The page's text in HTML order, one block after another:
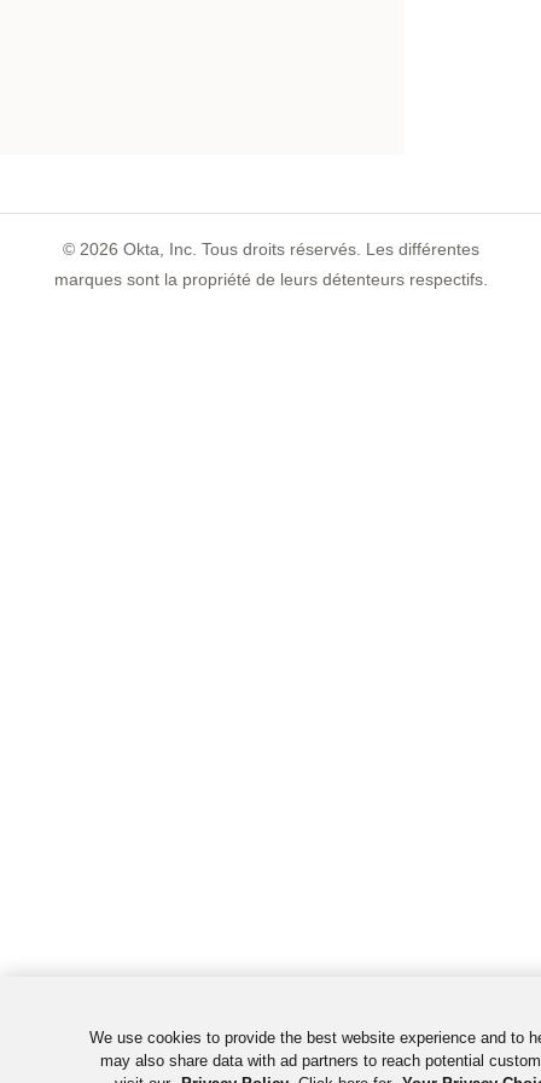
© 2026 Okta, Inc. Tous droits réservés. Les différentes
marques sont la propriété de leurs détenteurs respectifs.
We use cookies to provide the best website experience and to
may also share data with ad partners to reach potential